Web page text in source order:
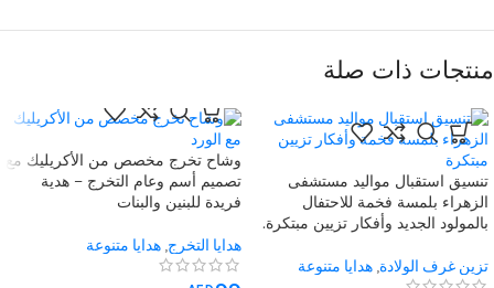
منتجات ذات صلة
تنسيق استقبال مواليد مستشفى
الزهراء بلمسة فخمة للاحتفال
بالمولود الجديد وأفكار تزيين مبتكرة.
تزين غرف الولادة, هدايا متنوعة
وشاح تخرج مخصص من الأكريليك مع
تصميم أسم وعام التخرج – هدية
فريدة للبنين والبنات
هدايا التخرج, هدايا متنوعة